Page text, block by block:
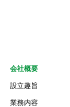
会社概要
設立趣旨
業務内容